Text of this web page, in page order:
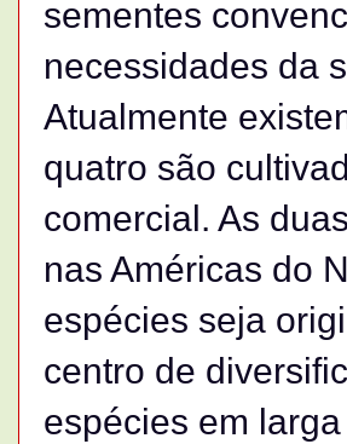
sementes
necessidades da
Atualmente
quatro são
comercial. As
nas Américas do
espécies seja
centro de
espécies em